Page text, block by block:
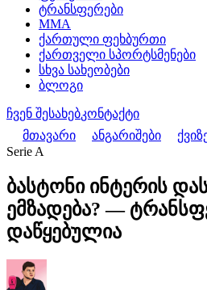
ტრანსფერები
MMA
ქართული ფეხბურთი
ქართველი სპორტსმენები
სხვა სახეობები
ბლოგი
ჩვენ შესახებკონტაქტი
მთავარი
ანგარიშები
Serie A
ბასტონი ინტერის
ემზადება? —
დაწყებულია